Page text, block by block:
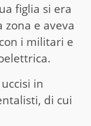
figlia si era
e aveva
i militari e
in
di cui